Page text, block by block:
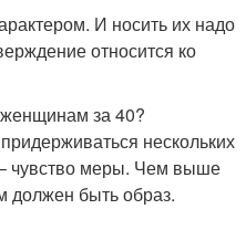
И носить их надо
относится ко
за 40?
нескольких
чувство меры. Чем выше
должен быть образ.